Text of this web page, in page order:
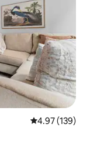
คะแนนเฉลี่ย
4.97 (139)